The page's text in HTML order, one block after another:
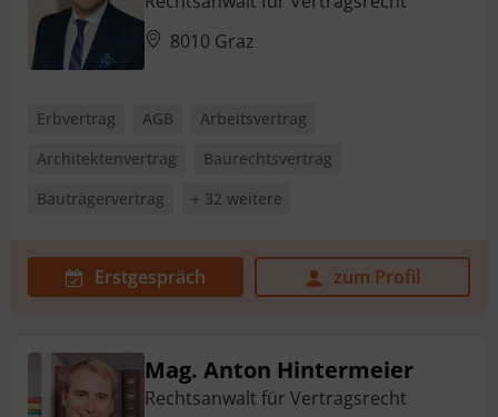
8010 Graz
Erbvertrag AGB
Arbeitsvertrag
Architektenvertrag
Baurechtsvertrag
Bauträgervertrag
+ 32 weitere
Erstgespräch zum Profil
Mag. Anton Hintermeier
Rechtsanwalt für Vertragsrecht